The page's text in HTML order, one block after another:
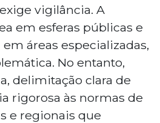
vigilância. A
em esferas públicas e
áreas especializadas,
No entanto,
delimitação clara de
rigorosa às normas de
e regionais que